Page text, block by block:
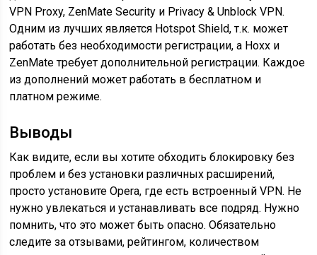
VPN Proxy, ZenMate Security и Privacy & Unblock VPN.
Одним из лучших является Hotspot Shield, т.к. может
работать без необходимости регистрации, а Hoxx и
ZenMate требует дополнительной регистрации. Каждое
из дополнений может работать в бесплатном и
платном режиме.
Выводы
Как видите, если вы хотите обходить блокировку без
проблем и без установки различных расширений,
просто установите Opera, где есть встроенный VPN. Не
нужно увлекаться и устанавливать все подряд. Нужно
помнить, что это может быть опасно. Обязательно
следите за отзывами, рейтингом, количеством